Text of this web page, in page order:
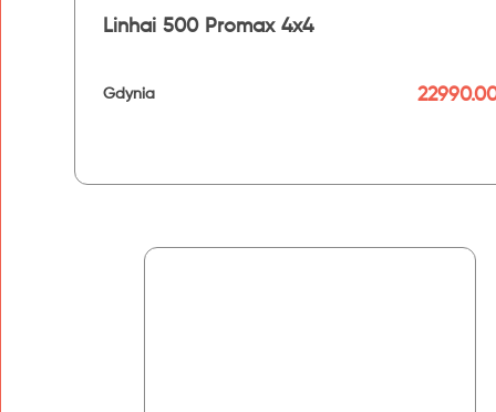
Linhai 500 Promax 4x4
Gdynia